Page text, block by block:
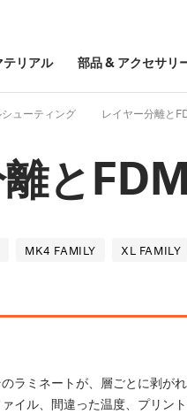
テリアル 部品& アクセサリ
ューティング レイヤー分離と
と
MK4 FAMILY XL FAMILY
ラミネートが、層ごとに剥が
イル、間違った温度、プリン